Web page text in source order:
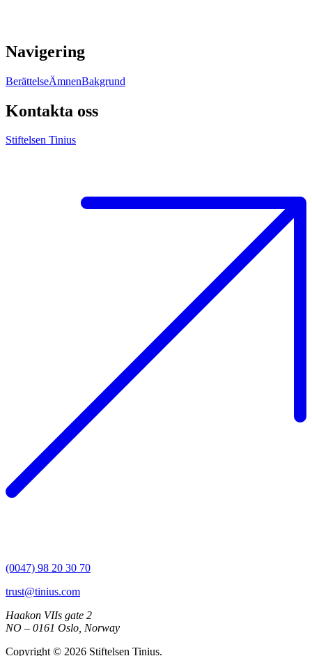
Navigering
BerättelseÄmnenBakgrund
Kontakta oss
Stiftelsen Tinius
(0047) 98 20 30 70
trust@tinius.com
Haakon VIIs gate 2
NO – 0161 Oslo, Norway
Copyright © 2026 Stiftelsen Tinius.